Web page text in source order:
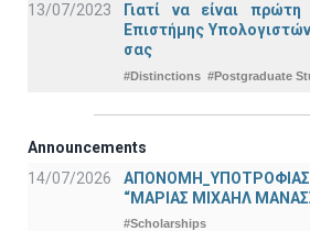
13/07/2023
Γιατί να είναι
Επιστήμης
σας
#Distinctions #Postgraduate
Announcements
14/07/2026
“ΜΑΡΙΑΣ ΜΙΧΑΗΛ
#Scholarships